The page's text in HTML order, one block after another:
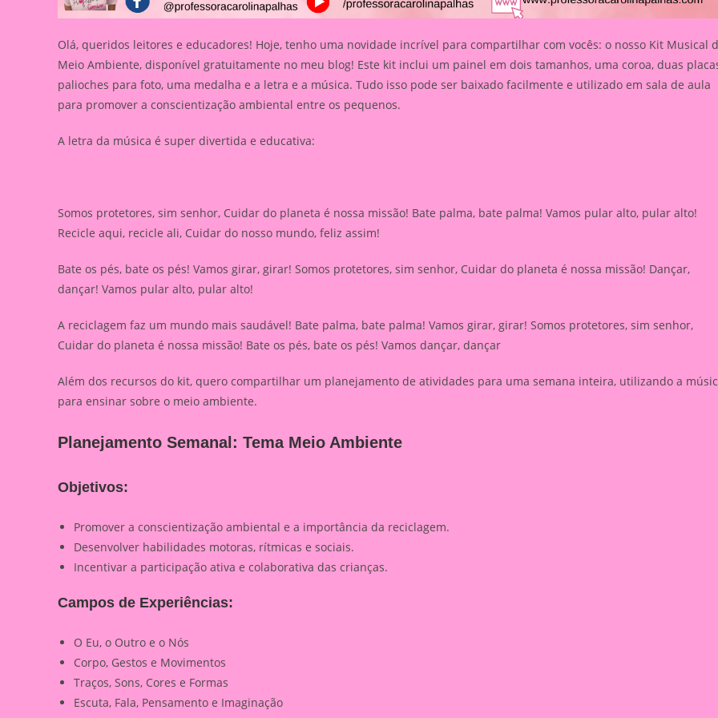
Olá, queridos leitores e educadores! Hoje, tenho uma novidade incrível para compartilhar com vocês: o nosso Kit Musical
Meio Ambiente, disponível gratuitamente no meu blog! Este kit inclui um painel em dois tamanhos, uma coroa, duas
palioches para foto, uma medalha e a letra e a música. Tudo isso pode ser baixado facilmente e utilizado em sala de aula
para promover a conscientização ambiental entre os pequenos.
A letra da música é super divertida e educativa:
Somos protetores, sim senhor, Cuidar do planeta é nossa missão! Bate palma, bate palma! Vamos pular alto, pular alto!
Recicle aqui, recicle ali, Cuidar do nosso mundo, feliz assim!
Bate os pés, bate os pés! Vamos girar, girar! Somos protetores, sim senhor, Cuidar do planeta é nossa missão! Dançar,
dançar! Vamos pular alto, pular alto!
A reciclagem faz um mundo mais saudável! Bate palma, bate palma! Vamos girar, girar! Somos protetores, sim senhor,
Cuidar do planeta é nossa missão! Bate os pés, bate os pés! Vamos dançar, dançar
Além dos recursos do kit, quero compartilhar um planejamento de atividades para uma semana inteira, utilizando a
para ensinar sobre o meio ambiente.
Planejamento Semanal: Tema Meio Ambiente
Objetivos:
Promover a conscientização ambiental e a importância da reciclagem.
Desenvolver habilidades motoras, rítmicas e sociais.
Incentivar a participação ativa e colaborativa das crianças.
Campos de Experiências:
O Eu, o Outro e o Nós
Corpo, Gestos e Movimentos
Traços, Sons, Cores e Formas
Escuta, Fala, Pensamento e Imaginação